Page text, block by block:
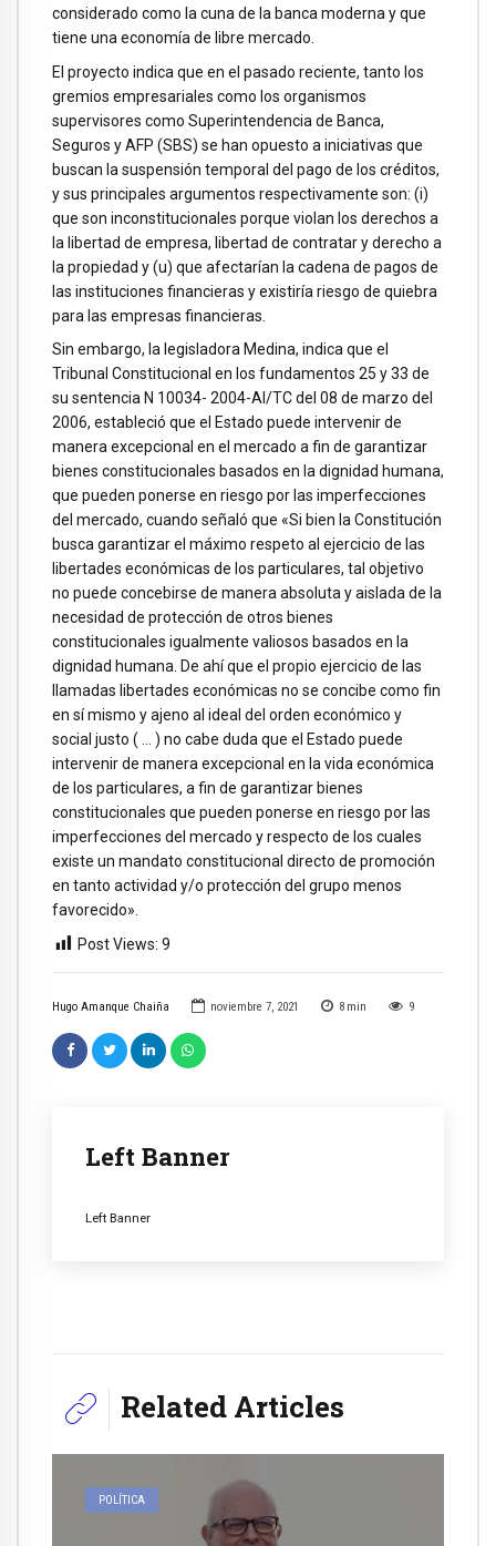
Hugo Amanque Chaiña noviembre 7, 2021 8 min 9
Left Banner
Left Banner
considerado como la cuna de la banca moderna y que
tiene una economía de libre mercado.
El proyecto indica que en el pasado reciente, tanto los
gremios empresariales como los organismos
supervisores como Superintendencia de Banca,
Seguros y AFP (SBS) se han opuesto a iniciativas que
buscan la suspensión temporal del pago de los créditos,
y sus principales argumentos respectivamente son: (i)
que son inconstitucionales porque violan los derechos a
la libertad de empresa, libertad de contratar y derecho a
la propiedad y (u) que afectarían la cadena de pagos de
las instituciones financieras y existiría riesgo de quiebra
para las empresas financieras.
Sin embargo, la legisladora Medina, indica que el
Tribunal Constitucional en los fundamentos 25 y 33 de
su sentencia N 10034- 2004-AI/TC del 08 de marzo del
2006, estableció que el Estado puede intervenir de
manera excepcional en el mercado a fin de garantizar
bienes constitucionales basados en la dignidad humana,
que pueden ponerse en riesgo por las imperfecciones
del mercado, cuando señaló que «Si bien la Constitución
busca garantizar el máximo respeto al ejercicio de las
libertades económicas de los particulares, tal objetivo
no puede concebirse de manera absoluta y aislada de la
necesidad de protección de otros bienes
constitucionales igualmente valiosos basados en la
dignidad humana. De ahí que el propio ejercicio de las
llamadas libertades económicas no se concibe como fin
en sí mismo y ajeno al ideal del orden económico y
social justo ( … ) no cabe duda que el Estado puede
intervenir de manera excepcional en la vida económica
de los particulares, a fin de garantizar bienes
constitucionales que pueden ponerse en riesgo por las
imperfecciones del mercado y respecto de los cuales
existe un mandato constitucional directo de promoción
en tanto actividad y/o protección del grupo menos
favorecido».
Post Views: 9
Related Articles
POLÍTICA